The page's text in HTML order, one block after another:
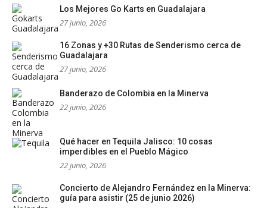
Los Mejores Go Karts en Guadalajara
27 junio, 2026
16 Zonas y +30 Rutas de Senderismo cerca de
Guadalajara
27 junio, 2026
Banderazo de Colombia en la Minerva
22 junio, 2026
Qué hacer en Tequila Jalisco: 10 cosas
imperdibles en el Pueblo Mágico
22 junio, 2026
Concierto de Alejandro Fernández en la Minerva:
guía para asistir (25 de junio 2026)